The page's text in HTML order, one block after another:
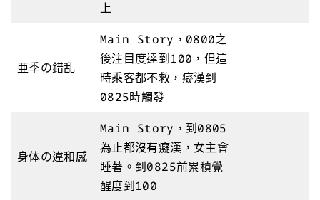
上
亜季の錯乱
Main Story，0800之
後注目度達到100，但這
時乘客都不救，癡漢到
0825時觸發
身体の違和感
Main Story，到0805
為止都沒有癡漢，女主會
睡著。到0825前累積覺
醒度到100